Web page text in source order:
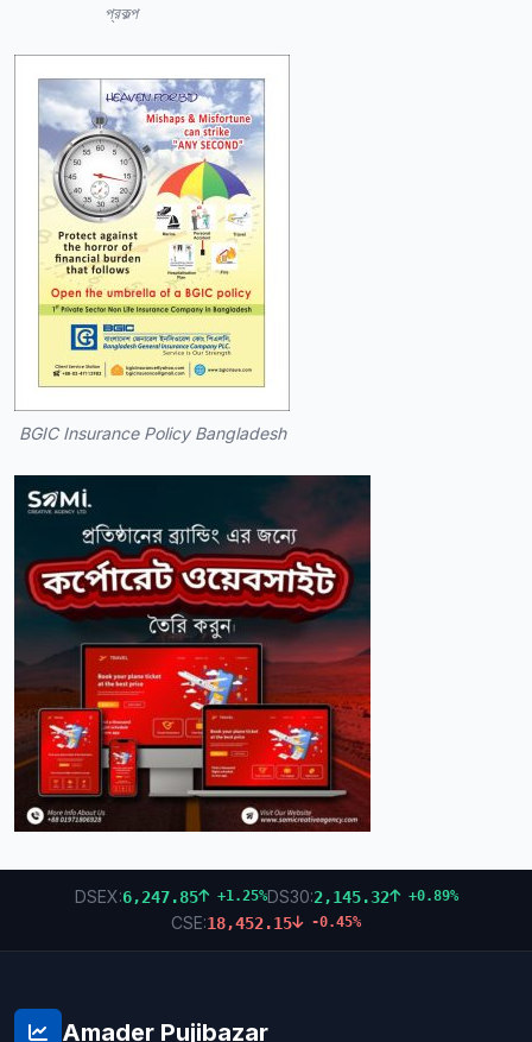
প্রকল্প
BGIC Insurance Policy Bangladesh
DSEX:6,247.85 +1.25%DS30:2,145.32 +0.89%
CSE:18,452.15 -0.45%
Amader Pujibazar